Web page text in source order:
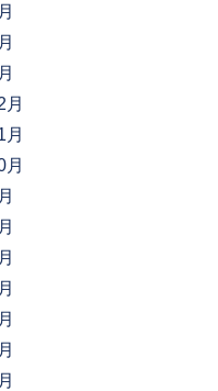
月
月
月